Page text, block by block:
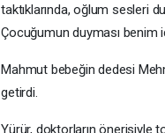
taktıklarında, oğlum sesleri
Çocuğumun duyması benim
Mahmut bebeğin dedesi
getirdi.
Yürür, doktorların önerisiyle